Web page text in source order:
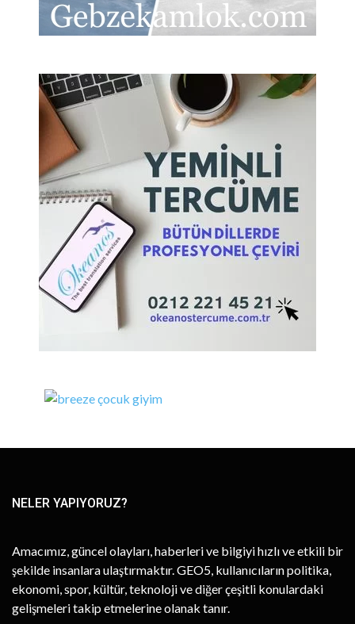
NELER YAPIYORUZ?
Amacımız, güncel olayları, haberleri ve bilgiyi hızlı ve etkili bir
şekilde insanlara ulaştırmaktır. GEO5, kullanıcıların politika,
ekonomi, spor, kültür, teknoloji ve diğer çeşitli konulardaki
gelişmeleri takip etmelerine olanak tanır.